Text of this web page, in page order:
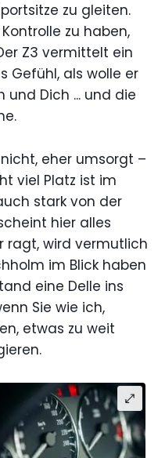
zu gleiten.
zu haben,
Z3 vermittelt ein
Gefühl, als wolle er
Dich ... und die
eher umsorgt –
viel Platz ist im
stark von der
hier alles
ragt, wird vermutlich
im Blick haben
eine Delle ins
Sie wie ich,
etwas zu weit